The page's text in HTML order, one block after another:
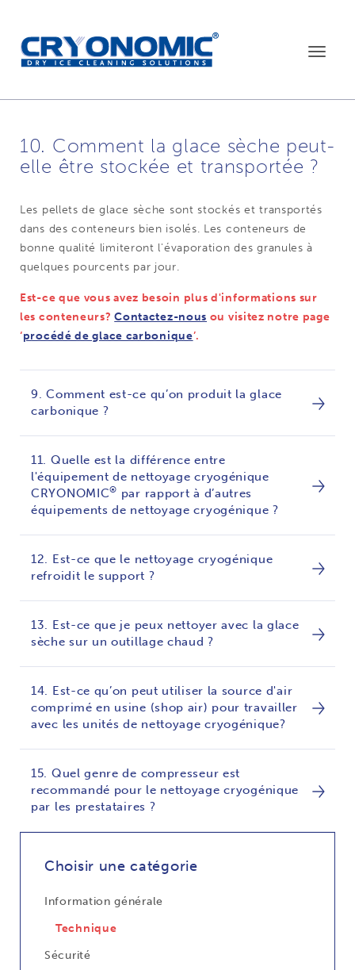
Toggle
10. Comment la glace sèche peut-
elle être stockée et transportée ?
Les pellets de glace sèche sont stockés et transportés
dans des conteneurs bien isolés. Les conteneurs de
bonne qualité limiteront l'évaporation des granules à
quelques pourcents par jour.
Est-ce que vous avez besoin plus d'informations sur
les conteneurs?Contactez-nous ou visitez notre page
‘procédé de glace carbonique’.
9. Comment est-ce qu’on produit la glace
carbonique ?
11. Quelle est la différence entre
l'équipement de nettoyage cryogénique
CRYONOMIC® par rapport à d’autres
équipements de nettoyage cryogénique ?
12. Est-ce que le nettoyage cryogénique
refroidit le support ?
13. Est-ce que je peux nettoyer avec la glace
sèche sur un outillage chaud ?
14. Est-ce qu’on peut utiliser la source d'air
comprimé en usine (shop air) pour travailler
avec les unités de nettoyage cryogénique?
15. Quel genre de compresseur est
recommandé pour le nettoyage cryogénique
par les prestataires ?
Choisir une catégorie
Information générale
Technique
Sécurité